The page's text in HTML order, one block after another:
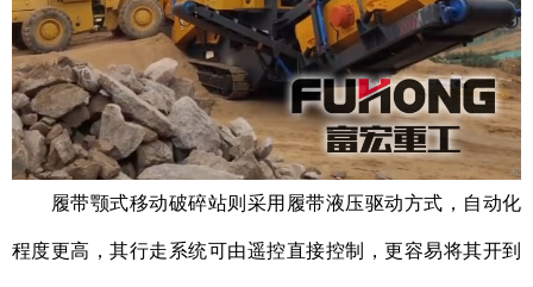
履带颚式移动破碎站则采用履带液压驱动方式，自动化
程度更高，其行走系统可由遥控直接控制，更容易将其开到